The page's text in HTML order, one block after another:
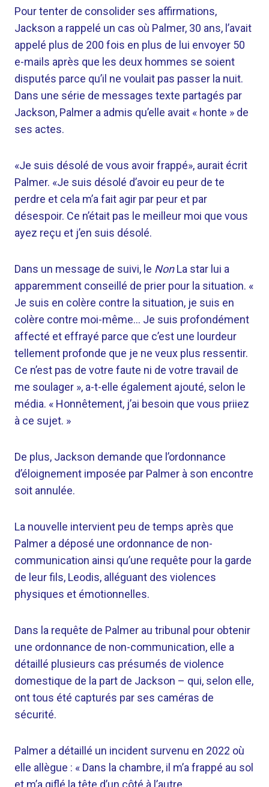
Pour tenter de consolider ses affirmations,
Jackson a rappelé un cas où Palmer, 30 ans, l’avait
appelé plus de 200 fois en plus de lui envoyer 50
e-mails après que les deux hommes se soient
disputés parce qu’il ne voulait pas passer la nuit.
Dans une série de messages texte partagés par
Jackson, Palmer a admis qu’elle avait « honte » de
ses actes.
«Je suis désolé de vous avoir frappé», aurait écrit
Palmer. «Je suis désolé d’avoir eu peur de te
perdre et cela m’a fait agir par peur et par
désespoir. Ce n’était pas le meilleur moi que vous
ayez reçu et j’en suis désolé.
Dans un message de suivi, le NonLa star lui a
apparemment conseillé de prier pour la situation. «
Je suis en colère contre la situation, je suis en
colère contre moi-même… Je suis profondément
affecté et effrayé parce que c’est une lourdeur
tellement profonde que je ne veux plus ressentir.
Ce n’est pas de votre faute ni de votre travail de
me soulager », a-t-elle également ajouté, selon le
média. « Honnêtement, j’ai besoin que vous priiez
à ce sujet. »
De plus, Jackson demande que l’ordonnance
d’éloignement imposée par Palmer à son encontre
soit annulée.
La nouvelle intervient peu de temps après que
Palmer a déposé une ordonnance de non-
communication ainsi qu’une requête pour la garde
de leur fils, Leodis, alléguant des violences
physiques et émotionnelles.
Dans la requête de Palmer au tribunal pour obtenir
une ordonnance de non-communication, elle a
détaillé plusieurs cas présumés de violence
domestique de la part de Jackson – qui, selon elle,
ont tous été capturés par ses caméras de
sécurité.
Palmer a détaillé un incident survenu en 2022 où
elle allègue : « Dans la chambre, il m’a frappé au sol
et m’a giflé la tête d’un côté à l’autre.